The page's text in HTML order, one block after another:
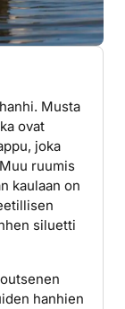
Musta
ovat
joka
ruumis
kaulaan on
siluetti
hanhien